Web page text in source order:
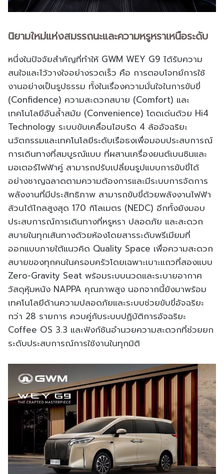
นิยามใหม่แห่งสมรรถนะและความหรูหราเหนือระดับ
หนึ่งในปัจจัยสำคัญที่ทำให้ GWM WEY G9 ได้รับความ
สนใจและไว้วางใจอย่างรวดเร็ว คือ การตอบโจทย์การใช้
งานอย่างเป็นรูปธรรม ทั้งในเรื่องความมั่นใจในการขับขี่
(Confidence) ความสะดวกสบาย (Comfort) และ
เทคโนโลยีอันล้ำสมัย (Convenience) โดดเด่นด้วย Hi4
Technology ระบบขับเคลื่อนไฮบริด 4 ล้ออัจฉริยะ
นวัตกรรมและเทคโนโลยีระดับเรือธงเพื่อมอบประสบการณ์
การเดินทางที่สมบูรณ์แบบ ที่ผสานเครื่องยนต์เบนซินและ
มอเตอร์ไฟฟ้าคู่ สามารถปรับเปลี่ยนรูปแบบการขับขี่ได้
อย่างชาญฉลาดตามความต้องการและมีระบบการจัดการ
พลังงานที่มีประสิทธิภาพ สามารถขับขี่ด้วยพลังงานไฟฟ้า
ล้วนได้ไกลสูงสุด 170 กิโลเมตร (NEDC) อีกทั้งยังมอบ
ประสบการณ์การเดินทางที่หรูหรา ปลอดภัย และสะดวก
สบายในทุกเส้นทางด้วยห้องโดยสารระดับพรีเมียมที่
ออกแบบภายใต้แนวคิด Quality Space เพื่อความสะดวก
สบายของทุกคนในครอบครัวโดยเฉพาะเบาะแถวที่สองแบบ
Zero-Gravity Seat พร้อมระบบนวดและระบายอากาศ
วัสดุหุ้มหนัง NAPPA คุณภาพสูง นอกจากนี้ยังมาพร้อม
เทคโนโลยีด้านความปลอดภัยและระบบช่วยขับขี่อัจฉริยะ
กว่า 28 รายการ ควบคู่กับระบบปฏิบัติการอัจฉริยะ
Coffee OS 3.3 และฟังก์ชันอำนวยความสะดวกที่ช่วยยก
ระดับประสบการณ์การใช้งานในทุกมิติ